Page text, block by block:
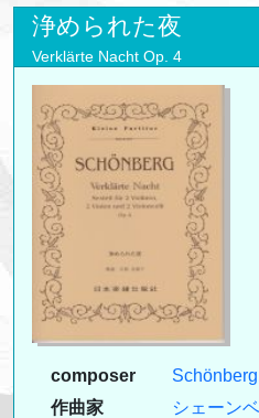
浄められた夜
Verklärte Nacht Op. 4
composer
作曲家
シェーン